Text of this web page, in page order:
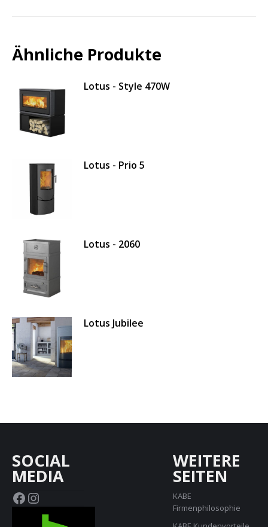
Ähnliche Produkte
Lotus - Style 470W
Lotus - Prio 5
Lotus - 2060
Lotus Jubilee
SOCIAL
MEDIA
Facebook
Instagram
WEITERE
SEITEN
KABE
Firmenphilosophie